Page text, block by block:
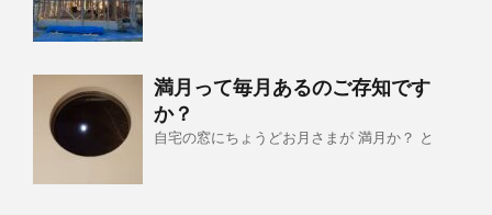
満月って毎月あるのご存知です
か？
自宅の窓にちょうどお月さまが 満月か？ と